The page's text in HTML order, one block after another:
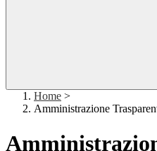
Home >
Amministrazione